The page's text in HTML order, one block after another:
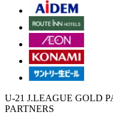
U-21 J.LEAGUE GOLD
PARTNERS